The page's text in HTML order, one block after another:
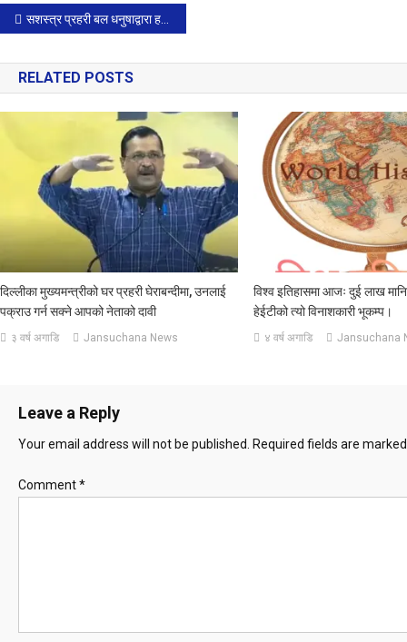
Post
navigation
सशस्त्र प्रहरी बल धनुषाद्वारा हतियार सहित एक१६ वर्षीया बालिका नियन्त्रणमा ।
RELATED POSTS
दिल्लीका मुख्यमन्त्रीको घर प्रहरी घेराबन्दीमा, उनलाई
पक्राउ गर्न सक्ने आपको नेताको दावी
३ वर्ष अगाडि Jansuchana News
विश्व इतिहासमा आजः दुई लाख
हेईटीको त्यो विनाशकारी भूकम्प।
४ वर्ष अगाडि Jansuchana
Leave a Reply
Your email address will not be published. Required fields are
Comment*